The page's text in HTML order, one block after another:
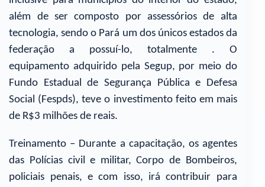
além de ser composto por assessórios de alta
tecnologia, sendo o Pará um dos únicos estados da
federação a possuí-lo, totalmente . O
equipamento adquirido pela Segup, por meio do
Fundo Estadual de Segurança Pública e Defesa
Social (Fespds), teve o investimento feito em mais
de R$3 milhões de reais.
Treinamento – Durante a capacitação, os agentes
das Polícias civil e militar, Corpo de Bombeiros,
policiais penais, e com isso, irá contribuir para